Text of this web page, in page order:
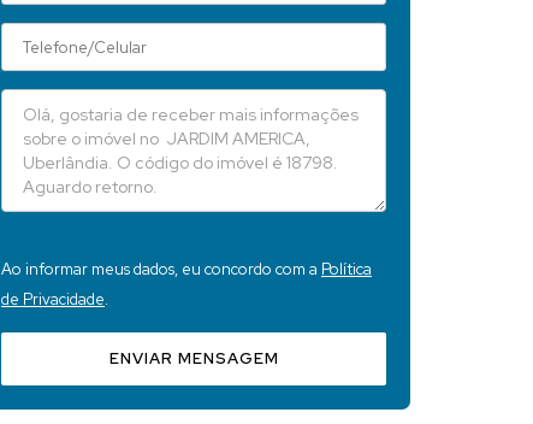
Ao informar meus dados, eu concordo com a Política
de Privacidade.
ENVIAR MENSAGEM